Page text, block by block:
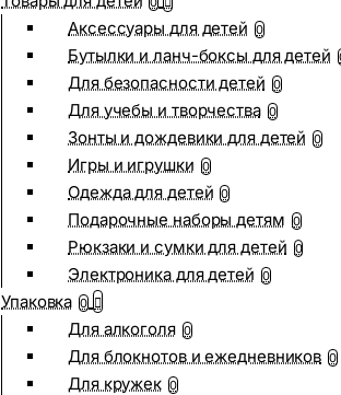
Аксессуары для детей 0
Бутылки и ланч-боксы для детей
Для безопасности детей 0
Для учебы и творчества 0
Зонты и дождевики для детей 0
Игры и игрушки 0
Одежда для детей 0
Подарочные наборы детям 0
Рюкзаки и сумки для детей 0
Электроника для детей 0
Упаковка 0
Для алкоголя 0
Для блокнотов и ежедневников 0
Для кружек 0